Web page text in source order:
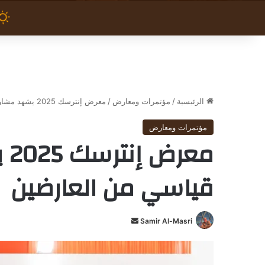
الرئيسية / مؤتمرات ومعارض / معرض إنترسك 2025 يشهد مشاركة عدد قياسي من العارضين
مؤتمرات ومعارض
قياسي من العارضين
Samir Al-Masri